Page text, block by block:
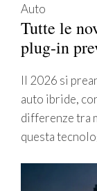
Auto
Tutte le
plug-in
Il 2026 si
auto ibride,
differenze tra
questa